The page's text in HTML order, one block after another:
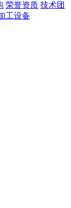
荣誉资质 技术团
工设备